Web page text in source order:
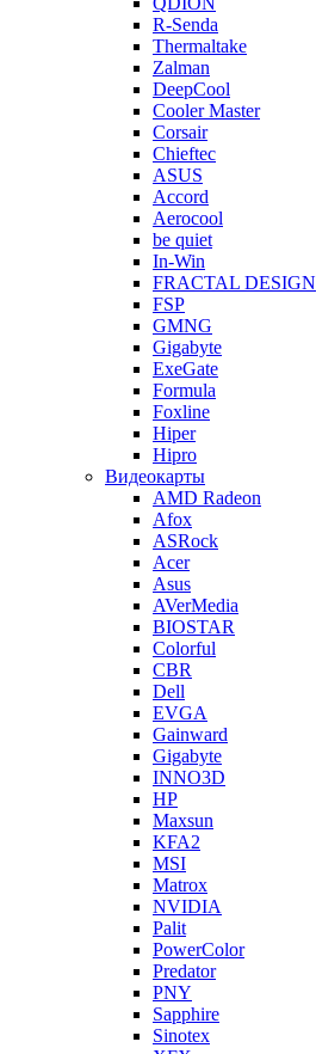
R-Senda
Thermaltake
Zalman
DeepCool
Cooler Master
Corsair
Chieftec
ASUS
Accord
Aerocool
be quiet
In-Win
FRACTAL DESIGN
FSP
GMNG
Gigabyte
ExeGate
Formula
Foxline
Hiper
Hipro
Видеокарты
AMD Radeon
Afox
ASRock
Acer
Asus
AVerMedia
BIOSTAR
Colorful
CBR
Dell
EVGA
Gainward
Gigabyte
INNO3D
HP
Maxsun
KFA2
MSI
Matrox
NVIDIA
Palit
PowerColor
Predator
PNY
Sapphire
Sinotex